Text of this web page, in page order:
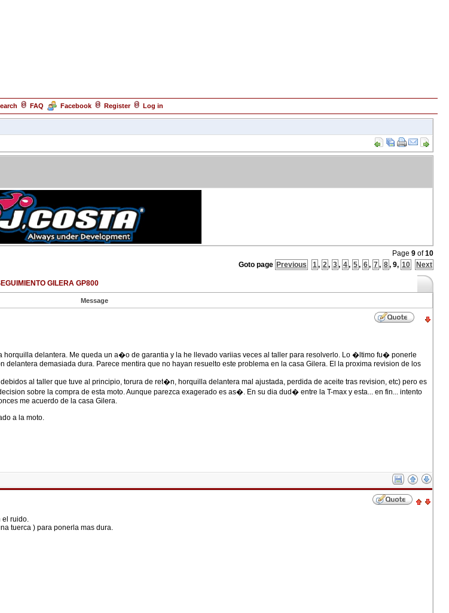
FAQ Facebook Register Log in
Page 9 of10
Goto page Previous 1, 2, 3, 4, 5, 6, 7, 8, 9, 10 Next
GILERA GP800
Message
horquilla delantera. Me queda un a�o de garantia y la he llevado variias veces al taller para resolverlo. Lo �ltimo fu� ponerle
demasiada dura. Parece mentira que no hayan resuelto este problema en la casa Gilera. El la proxima revision de los
al taller que tuve al principio, torura de ret�n, horquilla delantera mal ajustada, perdida de aceite tras revision, etc) pero es
sobre la compra de esta moto. Aunque parezca exagerado es as�. En su dia dud� entre la T-max y esta... en fin... intento
me acuerdo de la casa Gilera.
a la moto.
el ruido.
tuerca ) para ponerla mas dura.